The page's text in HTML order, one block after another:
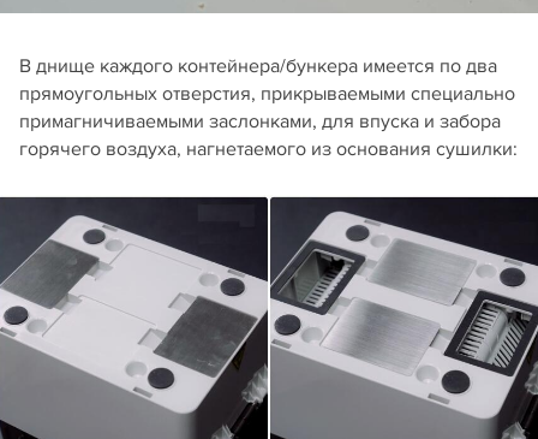
В днище каждого контейнера/бункера имеется по два
прямоугольных отверстия, прикрываемыми специально
примагничиваемыми заслонками, для впуска и забора
горячего воздуха, нагнетаемого из основания сушилки: